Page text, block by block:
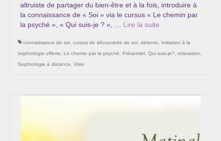
Les Onctions Sacrées -La Magdaléenne –
Nadine-Sarah Penna
Qui suis je ?
Mon cursus d’évolution vers une femme plus
Initiation à la sophrologie « offerte »
altruiste de partager du bien-être et à la fois, introduire à
la connaissance de « Soi » via le cursus « Le chemin par
la psyché », « Qui suis-je ? », … Lire la suite­­
connaissance de soi, cursus de découverte de soi, détente, Initiation à la
sophrologie offerte, Le chemin par la psyché, Présentiel, Qui suis-je?, relaxation,
Sophrologie à distance, Visio